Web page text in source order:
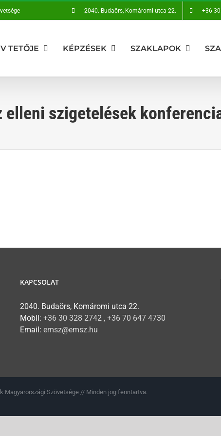
2040. Budaörs, Komáromi utca 22. +36
TETŐJE KÉPZÉSEK SZAKLAPOK
elleni szigetelések
KAPCSOLAT
2040. Budaörs, Komáromi utca 22.
Mobil: +36 30 328 2742 , +36 70 647 4730
Email: emsz@emsz.hu
Magyarországi Szövetsége // Minden jog fenntartva.